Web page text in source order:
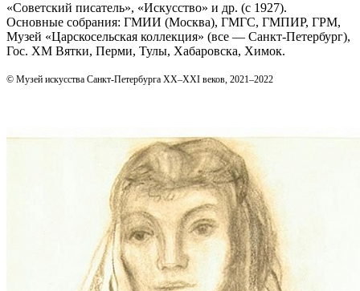
«Советский писатель», «Искусство» и др. (с 1927).
Основные собрания: ГМИИ (Москва), ГМГС, ГМПИР, ГРМ,
Музей «Царскосельская коллекция» (все — Санкт‑Петербург),
Гос. ХМ Вятки, Перми, Тулы, Хабаровска, Химок.
© Музей искусства Санкт-Петербурга XX–XXI веков, 2021–2022